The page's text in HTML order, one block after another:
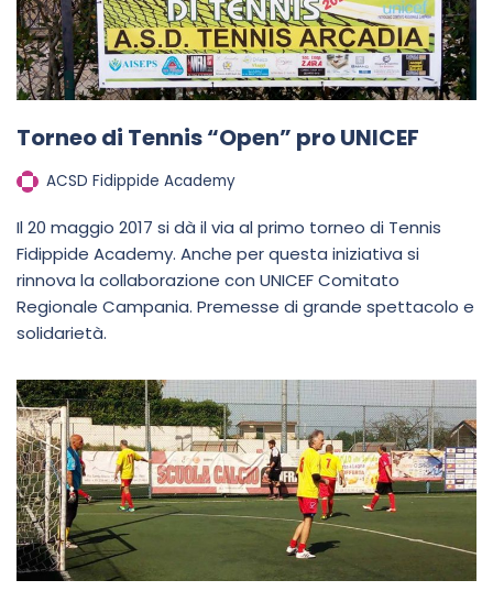
Torneo di Tennis “Open” pro UNICEF
ACSD Fidippide Academy
Il 20 maggio 2017 si dà il via al primo torneo di Tennis
Fidippide Academy. Anche per questa iniziativa si
rinnova la collaborazione con UNICEF Comitato
Regionale Campania. Premesse di grande spettacolo e
solidarietà.